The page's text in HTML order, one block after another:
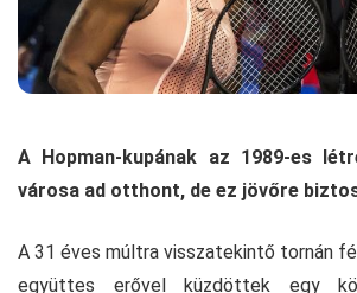
A Hopman-kupának az 1989-es
városa ad otthont, de ez jövőre
A 31 éves múltra visszatekintő tornán
együttes erővel küzdöttek egy